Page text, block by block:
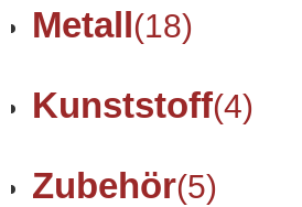
Metall(18)
Kunststoff(4)
Zubehör(5)